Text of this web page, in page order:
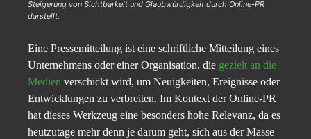
Steigerung von Sichtbarkeit und Glaubwürdigkeit durch Online-PR
darstellt.
Eine Pressemitteilung ist eine schriftliche Mitteilung eines
Unternehmens oder einer Organisation, die gezielt an die
Medien verschickt wird, um Neuigkeiten, Ereignisse oder
Entwicklungen zu verbreiten. Im Kontext der Online-PR
hat dieses Werkzeug eine besonders hohe Relevanz, da es
heutzutage mehr denn je darum geht, sich aus der Masse